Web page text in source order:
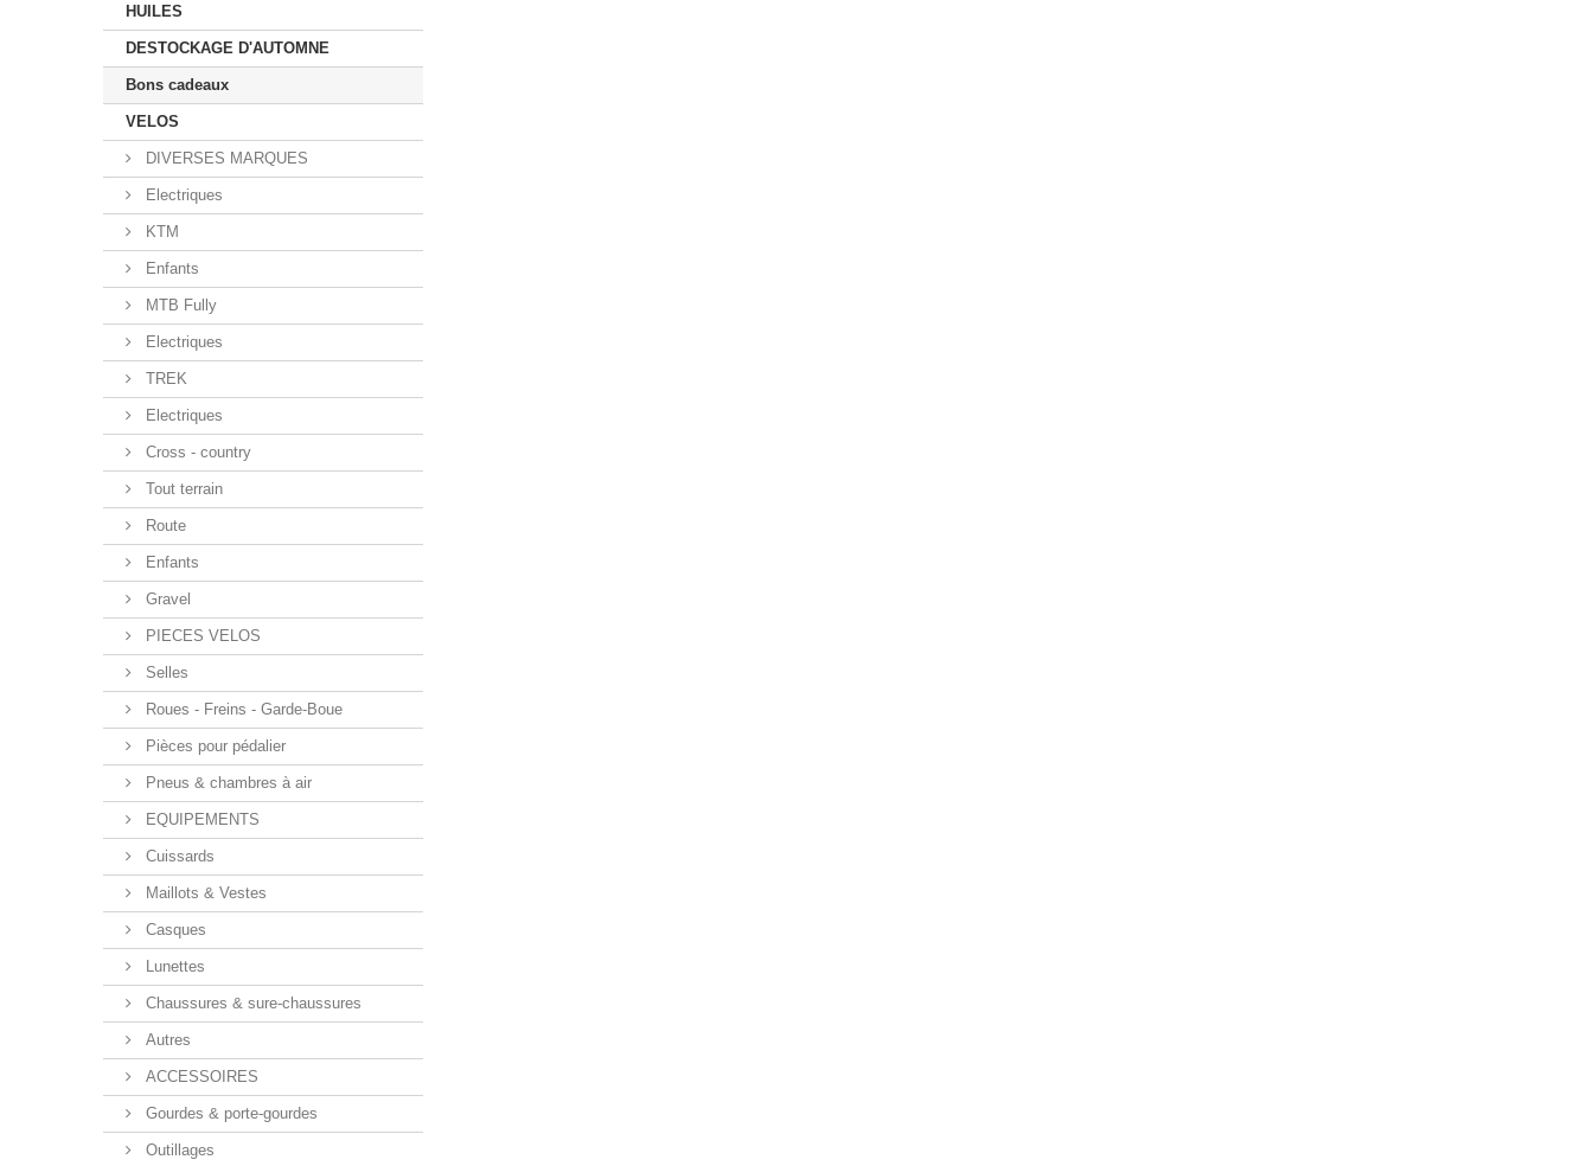
HUILES
DESTOCKAGE D'AUTOMNE
Bons cadeaux
VELOS
DIVERSES MARQUES
Electriques
KTM
Enfants
MTB Fully
Electriques
TREK
Electriques
Cross - country
Tout terrain
Route
Enfants
Gravel
PIECES VELOS
Selles
Roues - Freins - Garde-Boue
Pièces pour pédalier
Pneus & chambres à air
EQUIPEMENTS
Cuissards
Maillots & Vestes
Casques
Lunettes
Chaussures & sure-chaussures
Autres
ACCESSOIRES
Gourdes & porte-gourdes
Outillages